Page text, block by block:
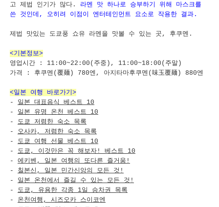
고 제법 인기가 많다. 라멘 맛 하나로 승부하기 위해 마스크를
쓴 것인데, 오히려 이점이 엔터테인먼트 요소로 작용한 결과.
제법 맛있는 도쿄풍 쇼유 라멘을 맛볼 수 있는 곳, 후쿠멘.
<기본정보>
영업시간 : 11:00~22:00(주중), 11:00~18:00(주말)
가격 : 후쿠멘(覆麺) 780엔, 아지타마후쿠멘(味玉覆麺) 880엔
<일본 여행 바로가기>
- 일본 대표음식 베스트 10
- 일본 유명 온천 베스트 10
- 도쿄 저렴한 숙소 목록
- 오사카, 저렴한 숙소 목록
- 도쿄 여행 선물 베스트 10
- 도쿄, 이것만은 꼭 해보자! 베스트 10
- 에키벤, 일본 여행의 또다른 즐거움!
- 칠본신, 일본 민간신앙의 모든 것!
- 일본 온천에서 즐길 수 있는 모든 것!
- 도쿄, 유용한 각종 1일 승차권 목록
- 온천여행, 시즈오카 스이코엔